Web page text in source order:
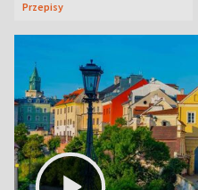
Przepisy